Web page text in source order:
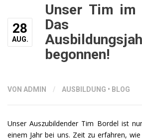
HTML“
28
AUG.
Unser Tim im
Das
begonnen!
VON ADMIN / AUSBILDUNG • BLOG
Unser Auszubildender Tim Bordel ist
einem Jahr bei uns. Zeit zu erfahren,